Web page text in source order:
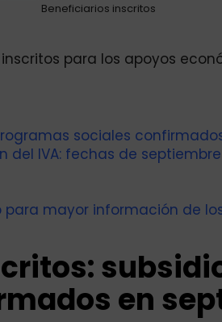
Beneficiarios inscritos
para los apoyos
sociales
del IVA: fechas de
mayor información de
en